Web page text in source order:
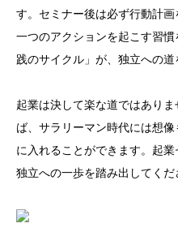
す。セミナー後は必ず行動計
一つのアクションを起こす習
践のサイクル」が、独立への道
起業は決して楽な道ではあり
ば、サラリーマン時代には想
に入れることができます。起
独立への一歩を踏み出してくだ